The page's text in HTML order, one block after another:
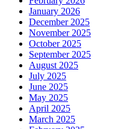
January 2026
December 2025
November 2025
October 2025
September 2025
August 2025
July 2025
June 2025
May 2025
April 2025
March 2025